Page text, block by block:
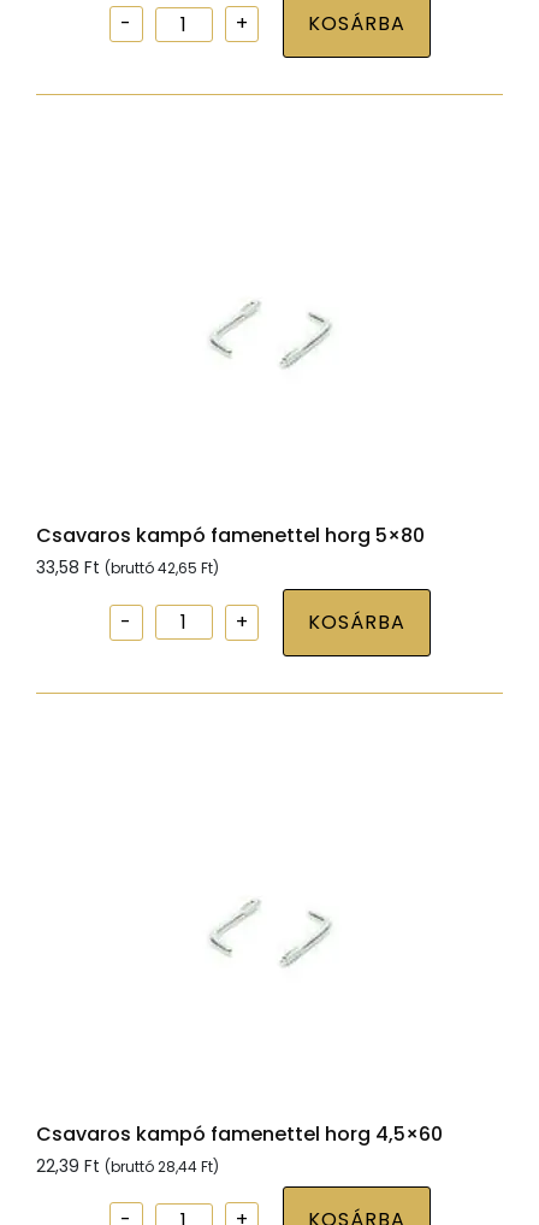
Csavaros
kampó
KOSÁRBA
Csavaros kampó famenettel horg 5×80
33,58 Ft (bruttó42,65 Ft)
Csavaros
kampó
KOSÁRBA
Csavaros kampó famenettel horg 4,5×60
22,39 Ft (bruttó28,44Ft)
Csavaros